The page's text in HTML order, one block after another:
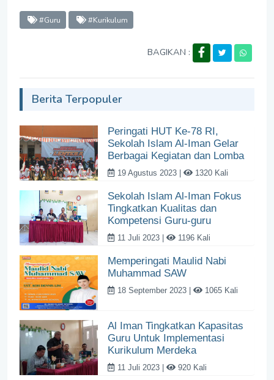
#Guru #Kurikulum
BAGIKAN :
Berita Terpopuler
Peringati HUT Ke-78 RI,
Sekolah Islam Al-Iman Gelar
Berbagai Kegiatan dan Lomba
19 Agustus 2023 | 1320 Kali
Sekolah Islam Al-Iman Fokus
Tingkatkan Kualitas dan
Kompetensi Guru-guru
11 Juli 2023 | 1196 Kali
Memperingati Maulid Nabi
Muhammad SAW
18 September 2023 | 1065 Kali
Al Iman Tingkatkan Kapasitas
Guru Untuk Implementasi
Kurikulum Merdeka
11 Juli 2023 | 920 Kali